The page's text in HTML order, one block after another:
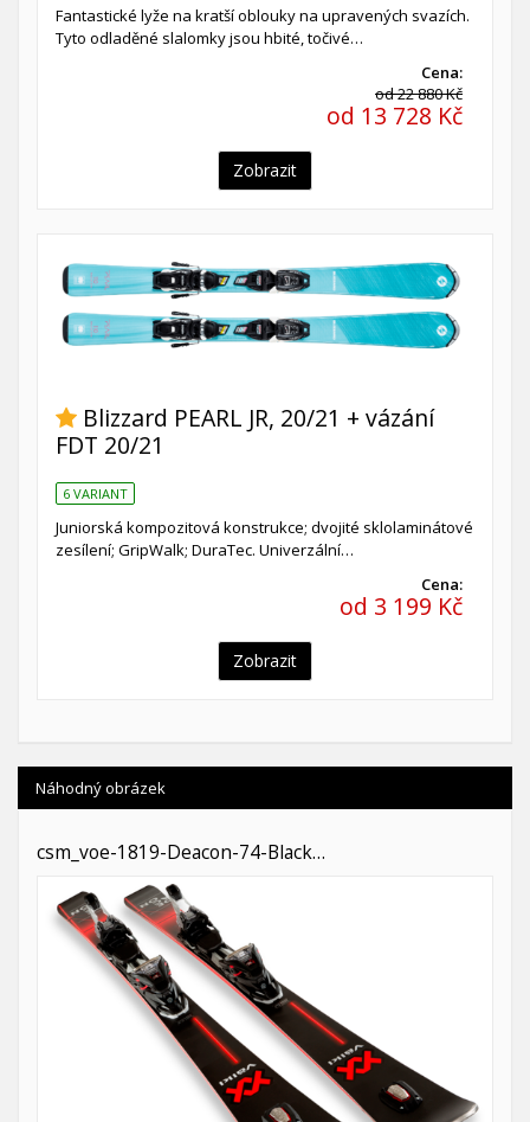
Fantastické lyže na kratší oblouky na upravených svazích.
Tyto odladěné slalomky jsou hbité, točivé…
Cena:
od 22 880 Kč
od 13 728 Kč
Zobrazit
Blizzard PEARL JR, 20/21 + vázání
FDT 20/21
6 VARIANT
Juniorská kompozitová konstrukce; dvojité sklolaminátové
zesílení; GripWalk; DuraTec. Univerzální…
Cena:
od 3 199 Kč
Zobrazit
Náhodný obrázek
csm_voe-1819-Deacon-74-Black…